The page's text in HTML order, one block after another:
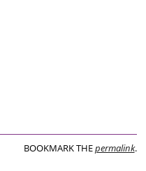
BOOKMARK THEpermalink.